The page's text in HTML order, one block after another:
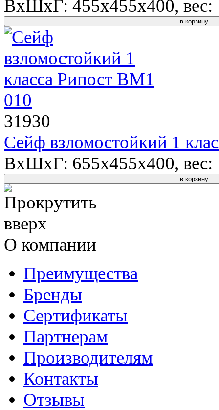
ВхШхГ: 455x455x400, вес:
в корзину
31930
Сейф взломостойкий 1
ВхШхГ: 655x455x400, вес:
в корзину
О компании
Преимущества
Бренды
Сертификаты
Партнерам
Производителям
Контакты
Отзывы